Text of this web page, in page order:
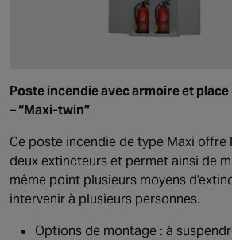
Poste incendie avec armoire et
– “Maxi-twin”
Ce poste incendie de type Maxi
deux extincteurs et permet ainsi de
même point plusieurs moyens
intervenir à plusieurs personnes.
Options de montage : à